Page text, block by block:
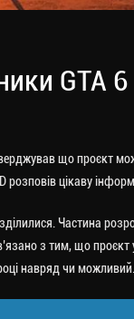
GTA
що проєкт
розповів цікаву
Частина
з тим, що проєкт
навряд чи можливий.